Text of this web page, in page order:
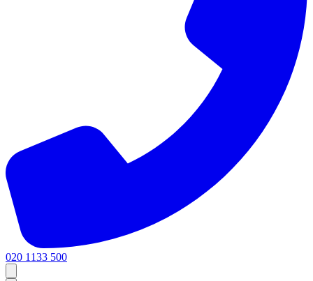
020 1133 500